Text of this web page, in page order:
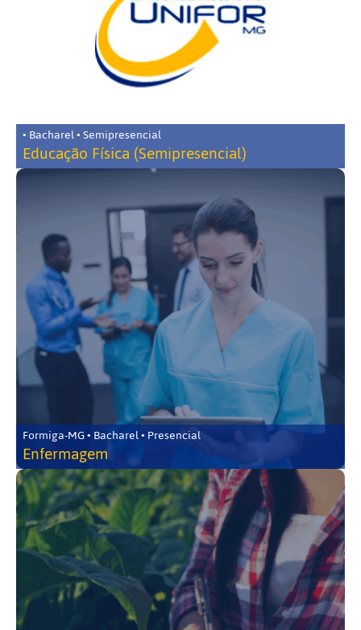
• Bacharel • Semipresencial
Educação Física (Semipresencial)
Formiga-MG • Bacharel • Presencial
Enfermagem